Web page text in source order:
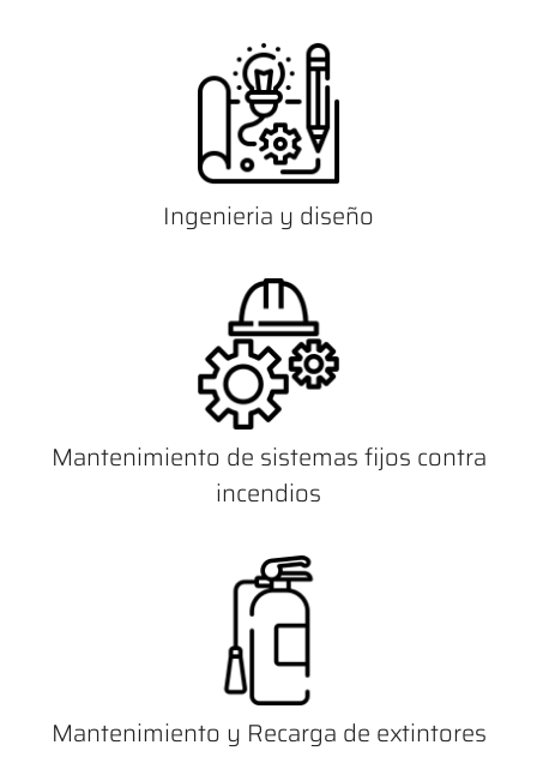
Ingenieria y diseño
Mantenimiento de sistemas fijos contra
incendios
Mantenimiento y Recarga de extintores